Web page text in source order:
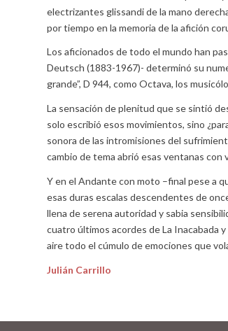
electrizantes glissandi de la mano
por tiempo en la memoria de la afición
Los aficionados de todo el mundo han
Deutsch (1883-1967)- determinó su
grande”, D 944, como Octava, los
La sensación de plenitud que se sintió
solo escribió esos movimientos, sino
sonora de las intromisiones del
cambio de tema abrió esas ventanas
Y en el Andante con moto –final pese a
esas duras escalas descendentes de
llena de serena autoridad y sabia
cuatro últimos acordes de La Inacabada
aire todo el cúmulo de emociones que
Julián Carrillo